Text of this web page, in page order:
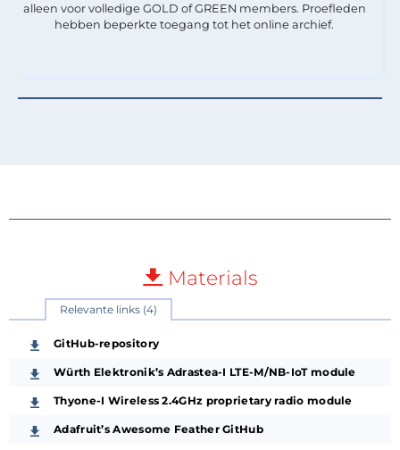
alleen voor volledige GOLD of GREEN members. Proefleden
hebben beperkte toegang tot het online archief.
Materials
Relevante links (4)
GitHub-repository
Würth Elektronik’s Adrastea-I LTE-M/NB-IoT module
Thyone-I Wireless 2.4GHz proprietary radio module
Adafruit’s Awesome Feather GitHub